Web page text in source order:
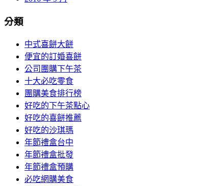
分類
中式喜餅大餅
便宜的訂婚喜餅
公司團購下午茶
十大必吃零食
團購美食排行榜
好吃的下午茶點心
好吃的喜餅推薦
好吃的沙琪瑪
年節禮盒台中
年節禮盒批發
年節禮盒預購
必吃網購美食